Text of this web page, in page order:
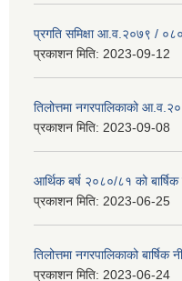
प्रगति समिक्षा आ.व.२०७९ /
प्रकाशन मिति: 2023-09-12
तिलोत्तमा नगरपालिकाको
प्रकाशन मिति: 2023-09-08
आर्थिक बर्ष २०८०/८१ को
प्रकाशन मिति: 2023-06-25
तिलोत्तमा नगरपालिकाको
प्रकाशन मिति: 2023-06-24